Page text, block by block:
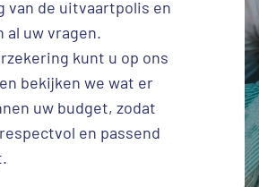
van de uitvaartpolis en
al uw vragen.
kunt u op ons
bekijken we wat er
uw budget, zodat
en passend